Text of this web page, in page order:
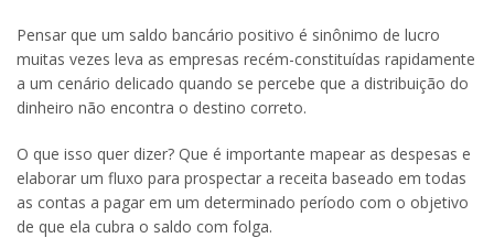
Pensar que um saldo bancário positivo é sinônimo de lucro
muitas vezes leva as empresas recém-constituídas rapidamente
a um cenário delicado quando se percebe que a distribuição do
dinheiro não encontra o destino correto.
O que isso quer dizer? Que é importante mapear as despesas e
elaborar um fluxo para prospectar a receita baseado em todas
as contas a pagar em um determinado período com o objetivo
de que ela cubra o saldo com folga.